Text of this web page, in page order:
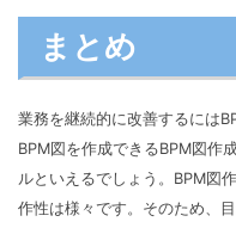
まとめ
業務を継続的に改善するには
BPM図を作成できるBPM図作
ルといえるでしょう。BPM図
作性は様々です。そのため、